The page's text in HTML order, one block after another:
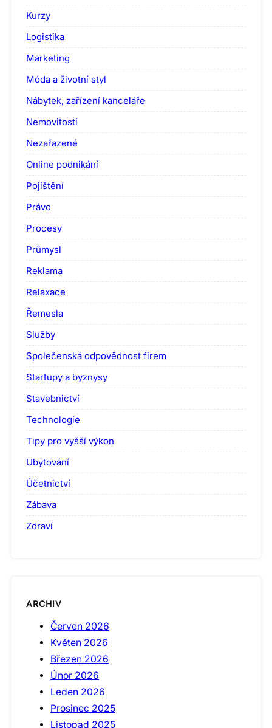
Kurzy
Logistika
Marketing
Móda a životní styl
Nábytek, zařízení kanceláře
Nemovitosti
Nezařazené
Online podnikání
Pojištění
Právo
Procesy
Průmysl
Reklama
Relaxace
Řemesla
Služby
Společenská odpovědnost firem
Startupy a byznysy
Stavebnictví
Technologie
Tipy pro vyšší výkon
Ubytování
Účetnictví
Zábava
Zdraví
ARCHIV
Červen 2026
Květen 2026
Březen 2026
Únor 2026
Leden 2026
Prosinec 2025
Listopad 2025